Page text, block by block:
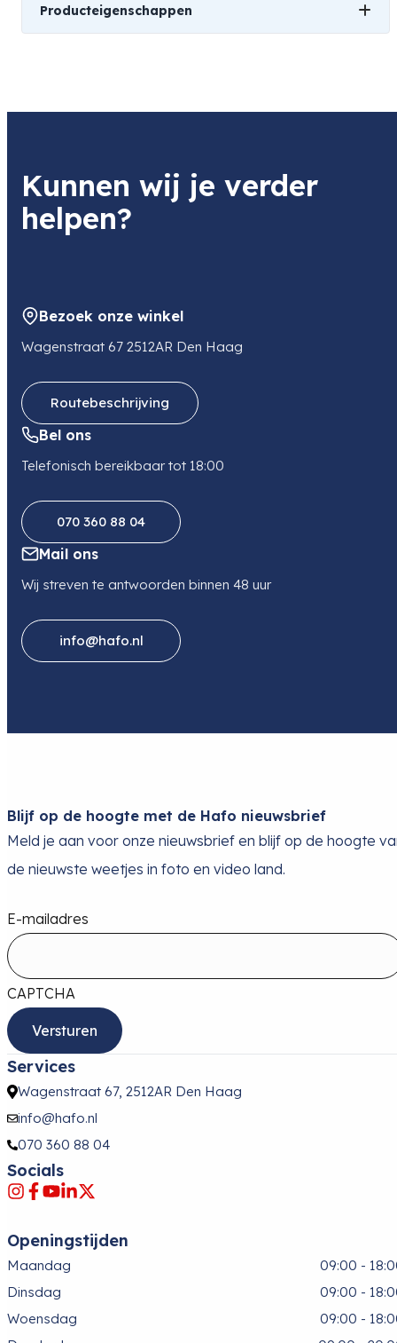
Producteigenschappen
Sony
Systeemcamera
Kunnen wij je verder
helpen?
Bezoek onze winkel
Wagenstraat 67 2512AR Den Haag
Routebeschrijving
Bel ons
Telefonisch bereikbaar tot 18:00
070 360 88 04
Mail ons
Wij streven te antwoorden binnen 48 uur
info@hafo.nl
Blijf op de hoogte met de Hafo nieuwsbrief
Meld je aan voor onze nieuwsbrief en blijf op de hoogte
de nieuwste weetjes in foto en video land.
E-mailadres
CAPTCHA
Services
Wagenstraat 67, 2512AR Den Haag
info@hafo.nl
070 360 88 04
Socials
Openingstijden
Maandag
09:00 -
Dinsdag
09:00 -
Woensdag
09:00 -